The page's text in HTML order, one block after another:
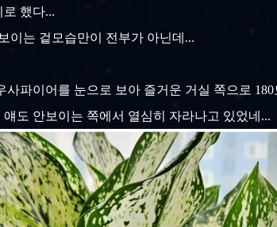
했다...
이는 겉모습만이 전부가 아닌데...
파이어를 눈으로 보아 즐거운 거실 쪽으로
도 안보이는 쪽에서 열심히 자라나고 있었네...